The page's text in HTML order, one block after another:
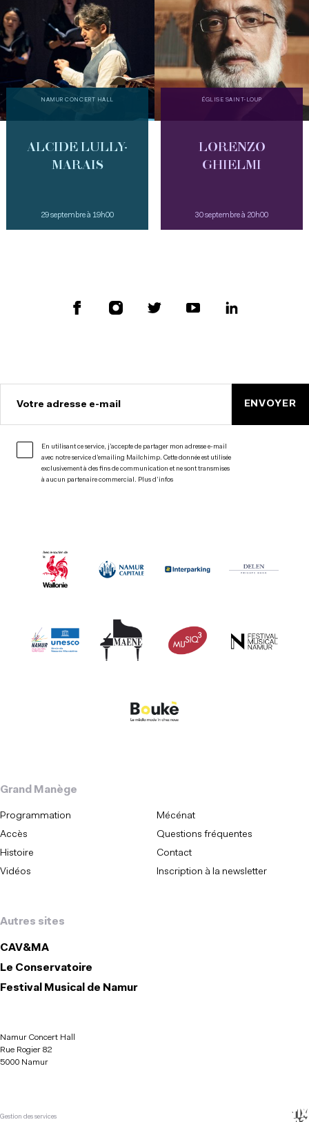
NAMUR CONCERT HALL
ALCIDE LULLY-
MARAIS
29 septembre à 19h00
ÉGLISE SAINT-LOUP
LORENZO
GHIELMI
30 septembre à 20h00
Votre adresse e-mail
En utilisant ce service, j’accepte de partager mon adresse e-mail
avec notre service d’emailing Mailchimp. Cette donnée est utilisée
exclusivement à des fins de communication et ne sont transmises
à aucun partenaire commercial.
Plus d’infos
ENVOYER
Autres sites
CAV&MA
Le Conservatoire
Festival Musical de Namur
Grand Manège
Programmation
Mécénat
Accès
Questions fréquentes
Histoire
Contact
Vidéos
Inscription à la newsletter
Namur Concert Hall
Rue Rogier 82
5000 Namur
Gestion des services